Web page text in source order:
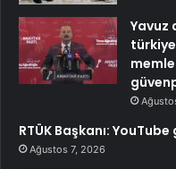
Yavuz
RTÜK Başkanı:
Ağustos 7, 2026